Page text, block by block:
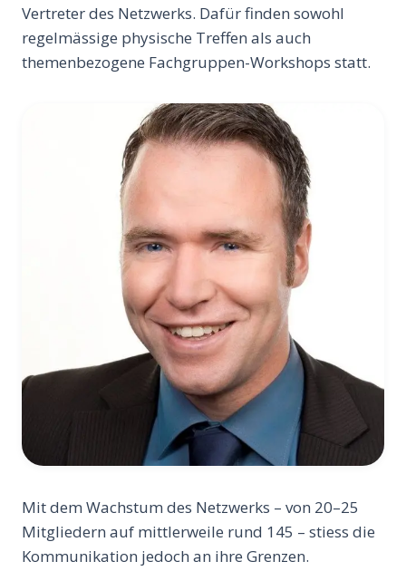
Vertreter des Netzwerks. Dafür finden sowohl
regelmässige physische Treffen als auch
themenbezogene Fachgruppen-Workshops statt.
Mit dem Wachstum des Netzwerks – von 20–25
Mitgliedern auf mittlerweile rund 145 – stiess die
Kommunikation jedoch an ihre Grenzen.